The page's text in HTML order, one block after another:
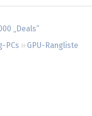
„Deals“
PCs
GPU-Rangliste